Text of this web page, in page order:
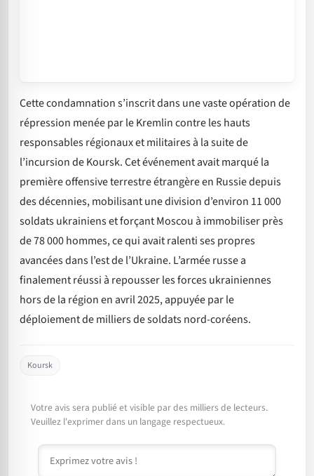
Cette condamnation s’inscrit dans une vaste opération de
répression menée par le Kremlin contre les hauts
responsables régionaux et militaires à la suite de
l’incursion de Koursk. Cet événement avait marqué la
première offensive terrestre étrangère en Russie depuis
des décennies, mobilisant une division d’environ 11 000
soldats ukrainiens et forçant Moscou à immobiliser près
de 78 000 hommes, ce qui avait ralenti ses propres
avancées dans l’est de l’Ukraine. L’armée russe a
finalement réussi à repousser les forces ukrainiennes
hors de la région en avril 2025, appuyée par le
déploiement de milliers de soldats nord-coréens.
Koursk
Votre avis sera publié et visible par des milliers de lecteurs.
Veuillez l'exprimer dans un langage respectueux.
Commentaire